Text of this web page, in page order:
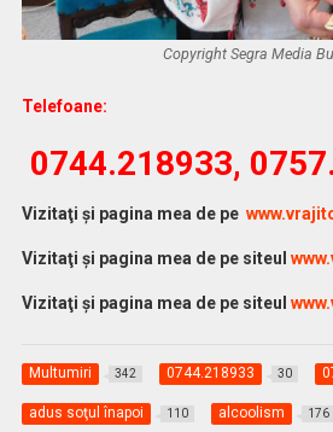
Copyright Segra Media
Telefoane:
0744.218933,
Vizitaţi şi pagina mea de pe
Vizitaţi şi pagina mea de pe siteul
Vizitaţi şi pagina mea de pe siteul
Multumiri 342 0744.218933 30
adus soţul înapoi 110 alcoolism 176